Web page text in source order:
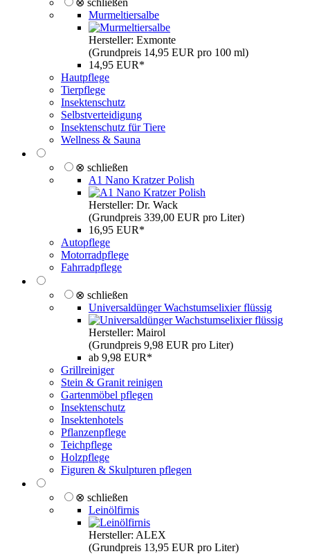
⊗ schließen
Murmeltiersalbe
Hersteller: Exmonte
(Grundpreis 14,95 EUR pro 100 ml)
14,95 EUR*
Hautpflege
Tierpflege
Insektenschutz
Selbstverteidigung
Insektenschutz für Tiere
Wellness & Sauna
⊗ schließen
A1 Nano Kratzer Polish
Hersteller: Dr. Wack
(Grundpreis 339,00 EUR pro Liter)
16,95 EUR*
Autopflege
Motorradpflege
Fahrradpflege
⊗ schließen
Universaldünger Wachstumselixier flüssig
Hersteller: Mairol
(Grundpreis 9,98 EUR pro Liter)
ab 9,98 EUR*
Grillreiniger
Stein & Granit reinigen
Gartenmöbel pflegen
Insektenschutz
Insektenhotels
Pflanzenpflege
Teichpflege
Holzpflege
Figuren & Skulpturen pflegen
⊗ schließen
Leinölfirnis
Hersteller: ALEX
(Grundpreis 13,95 EUR pro Liter)